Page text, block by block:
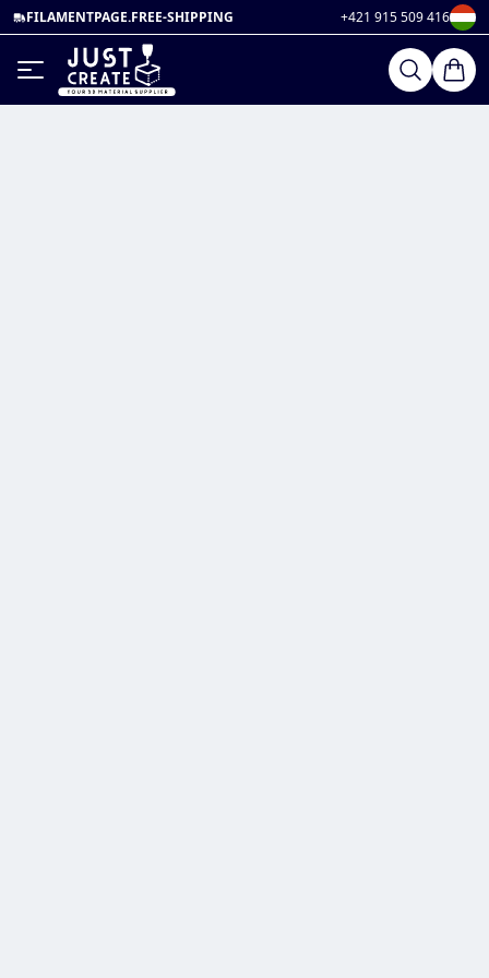
FILAMENTPAGE.FREE-SHIPPING +421 915 509 416